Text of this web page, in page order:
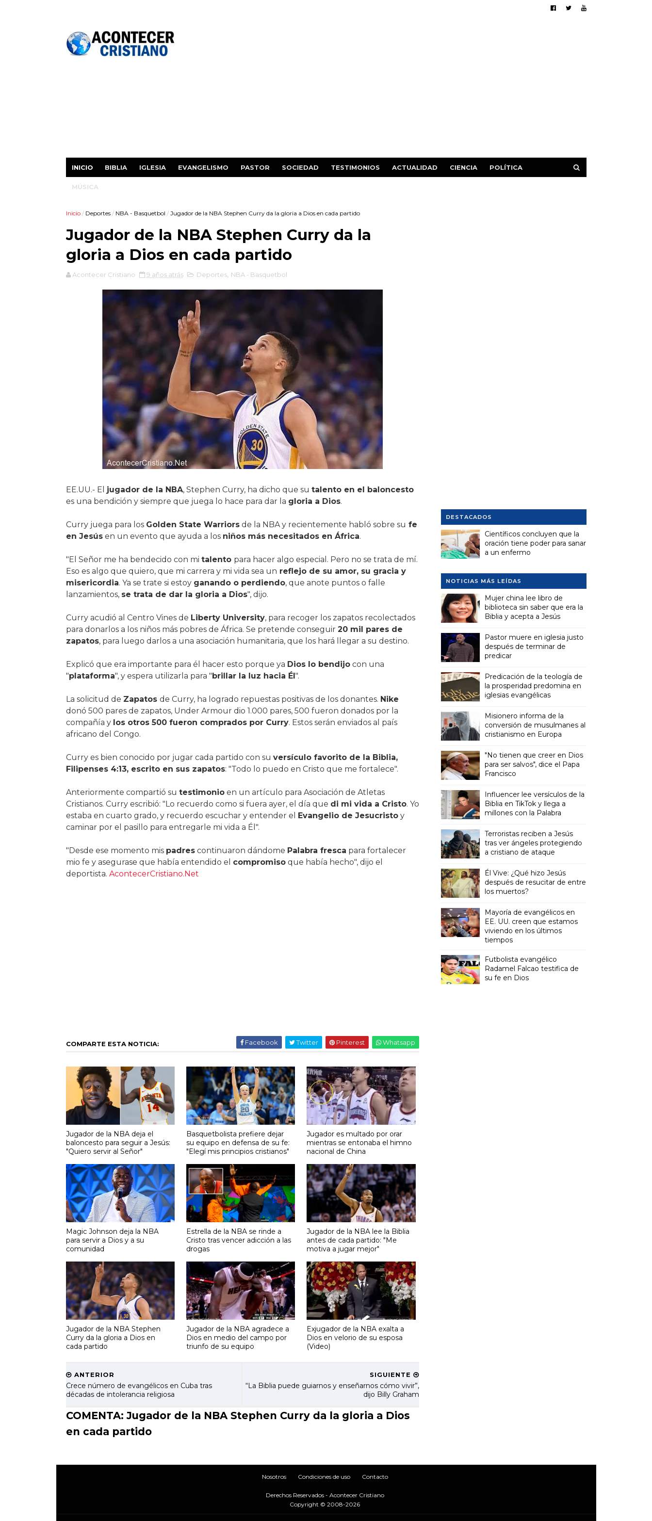
INICIO BIBLIA IGLESIA EVANGELISMO PASTOR SOCIEDAD TESTIMONIOS ACTUALIDAD CIENCIA POLÍTICA
MÚSICA
Inicio / Deportes / NBA - Basquetbol / Jugador de la NBA Stephen Curry da la gloria a Dios en cada partido
Jugador de la NBA Stephen Curry da la
gloria a Dios en cada partido
Acontecer Cristiano 9 años atrás Deportes, NBA - Basquetbol
EE.UU.- El jugador de la NBA, Stephen Curry, ha dicho que su talento en el baloncesto
es una bendición y siempre que juega lo hace para dar la gloria a Dios.
Curry juega para los Golden State Warriorsde la NBA y recientemente habló sobre su fe
en Jesúsen un evento que ayuda a los niños más necesitados en África.
"El Señor me ha bendecido con mi talento para hacer algo especial. Pero no se trata de mí.
Eso es algo que quiero, que mi carrera y mi vida sea un reflejo de su amor, su gracia y
misericordia. Ya se trate si estoy ganando o perdiendo, que anote puntos o falle
lanzamientos, se trata de dar la gloria a Dios", dijo.
Curry acudió al Centro Vines de Liberty University, para recoger los zapatos recolectados
para donarlos a los niños más pobres de África. Se pretende conseguir 20 mil pares de
zapatos, para luego darlos a una asociación humanitaria, que los hará llegar a su destino.
Explicó que era importante para él hacer esto porque ya Dios lo bendijocon una
"plataforma", y espera utilizarla para "brillar la luz hacia Él".
La solicitud de Zapatos de Curry, ha logrado repuestas positivas de los donantes. Nike
donó 500 pares de zapatos, Under Armour dio 1.000 pares, 500 fueron donados por la
compañía y los otros 500 fueron comprados por Curry. Estos serán enviados al país
africano del Congo.
Curry es bien conocido por jugar cada partido con su versículo favorito de la Biblia,
Filipenses 4:13, escrito en sus zapatos: "Todo lo puedo en Cristo que me fortalece".
Anteriormente compartió su testimonioen un artículo para Asociación de Atletas
Cristianos. Curry escribió: "Lo recuerdo como si fuera ayer, el día que di mi vida a Cristo. Yo
estaba en cuarto grado, y recuerdo escuchar y entender el Evangelio de Jesucristoy
caminar por el pasillo para entregarle mi vida a Él".
"Desde ese momento mis padrescontinuaron dándome Palabra fresca para fortalecer
mio fe y asegurase que había entendido el compromisoque había hecho", dijo el
deportista. AcontecerCristiano.Net
COMPARTE ESTA NOTICIA: Facebook Twitter Pinterest Whatsapp
Jugador de la NBA deja el
baloncesto para seguir a Jesús:
"Quiero servir al Señor"
Basquetbolista prefiere dejar
su equipo en defensa de su fe:
"Elegí mis principios cristianos"
Jugador es multado por orar
mientras se entonaba el himno
nacional de China
Magic Johnson deja la NBA
para servir a Dios y a su
comunidad
Estrella de la NBA se rinde a
Cristo tras vencer adicción a las
drogas
Jugador de la NBA lee la Biblia
antes de cada partido: "Me
motiva a jugar mejor"
Jugador de la NBA Stephen
Curry da la gloria a Dios en
cada partido
Jugador de la NBA agradece a
Dios en medio del campo por
triunfo de su equipo
Exjugador de la NBA exalta a
Dios en velorio de su esposa
(Video)
SIGUIENTE
“La Biblia puede guiarnos y enseñarnos cómo vivir”,
dijo Billy Graham
ANTERIOR
Crece número de evangélicos en Cuba tras
décadas de intolerancia religiosa
COMENTA: Jugador de la NBA Stephen Curry da la gloria a Dios
en cada partido
DESTACADOS
Científicos concluyen que la
oración tiene poder para sanar
a un enfermo
NOTICIAS MÁS LEÍDAS
Mujer china lee libro de
biblioteca sin saber que era la
Biblia y acepta a Jesús
Pastor muere en iglesia justo
después de terminar de
predicar
Predicación de la teología de
la prosperidad predomina en
iglesias evangélicas
Misionero informa de la
conversión de musulmanes al
cristianismo en Europa
"No tienen que creer en Dios
para ser salvos", dice el Papa
Francisco
Influencer lee versículos de la
Biblia en TikTok y llega a
millones con la Palabra
Terroristas reciben a Jesús
tras ver ángeles protegiendo
a cristiano de ataque
Él Vive: ¿Qué hizo Jesús
después de resucitar de entre
los muertos?
Mayoría de evangélicos en
EE. UU. creen que estamos
viviendo en los últimos
tiempos
Futbolista evangélico
Radamel Falcao testifica de
su fe en Dios
Nosotros Condiciones de uso Contacto
Derechos Reservados - Acontecer Cristiano
Copyright © 2008-2026